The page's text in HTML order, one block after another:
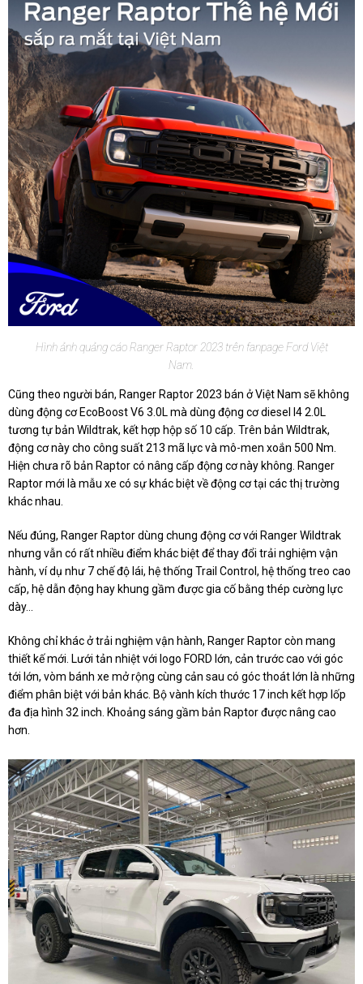
Hình ảnh quảng cáo Ranger Raptor 2023 trên fanpage Ford Việt
Nam.
Cũng theo người bán, Ranger Raptor 2023 bán ở Việt Nam sẽ không
dùng động cơ EcoBoost V6 3.0L mà dùng động cơ diesel I4 2.0L
tương tự bản Wildtrak, kết hợp hộp số 10 cấp. Trên bản Wildtrak,
động cơ này cho công suất 213 mã lực và mô-men xoắn 500 Nm.
Hiện chưa rõ bản Raptor có nâng cấp động cơ này không. Ranger
Raptor mới là mẫu xe có sự khác biệt về động cơ tại các thị trường
khác nhau.
Nếu đúng, Ranger Raptor dùng chung động cơ với Ranger Wildtrak
nhưng vẫn có rất nhiều điểm khác biệt để thay đổi trải nghiệm vận
hành, ví dụ như 7 chế độ lái, hệ thống Trail Control, hệ thống treo cao
cấp, hệ dẫn động hay khung gầm được gia cố bằng thép cường lực
dày...
Không chỉ khác ở trải nghiệm vận hành, Ranger Raptor còn mang
thiết kế mới. Lưới tản nhiệt với logo FORD lớn, cản trước cao với góc
tới lớn, vòm bánh xe mở rộng cùng cản sau có góc thoát lớn là những
điểm phân biệt với bản khác. Bộ vành kích thước 17 inch kết hợp lốp
đa địa hình 32 inch. Khoảng sáng gầm bản Raptor được nâng cao
hơn.